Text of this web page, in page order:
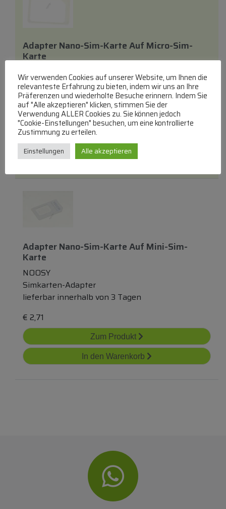
Adapter Nano-Sim-Karte Auf Micro-Sim-
Karte
NOOSY
Simkarten-Adapter
lieferbar innerhalb von 3 Tagen
€2,71
Zum Produkt
In den Warenkorb
Adapter Nano-Sim-Karte Auf Mini-Sim-
Karte
NOOSY
Simkarten-Adapter
lieferbar innerhalb von 3 Tagen
€ 2,71
Zum Produkt
In den Warenkorb
Wir verwenden Cookies auf unserer Website, um Ihnen die
relevanteste Erfahrung zu bieten, indem wir uns an Ihre
Präferenzen und wiederholte Besuche erinnern. Indem Sie
auf "Alle akzeptieren" klicken, stimmen Sie der
Verwendung ALLER Cookies zu. Sie können jedoch
"Cookie-Einstellungen" besuchen, um eine kontrollierte
Zustimmung zu erteilen.
Einstellungen Alle akzeptieren